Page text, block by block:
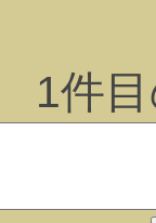
1件